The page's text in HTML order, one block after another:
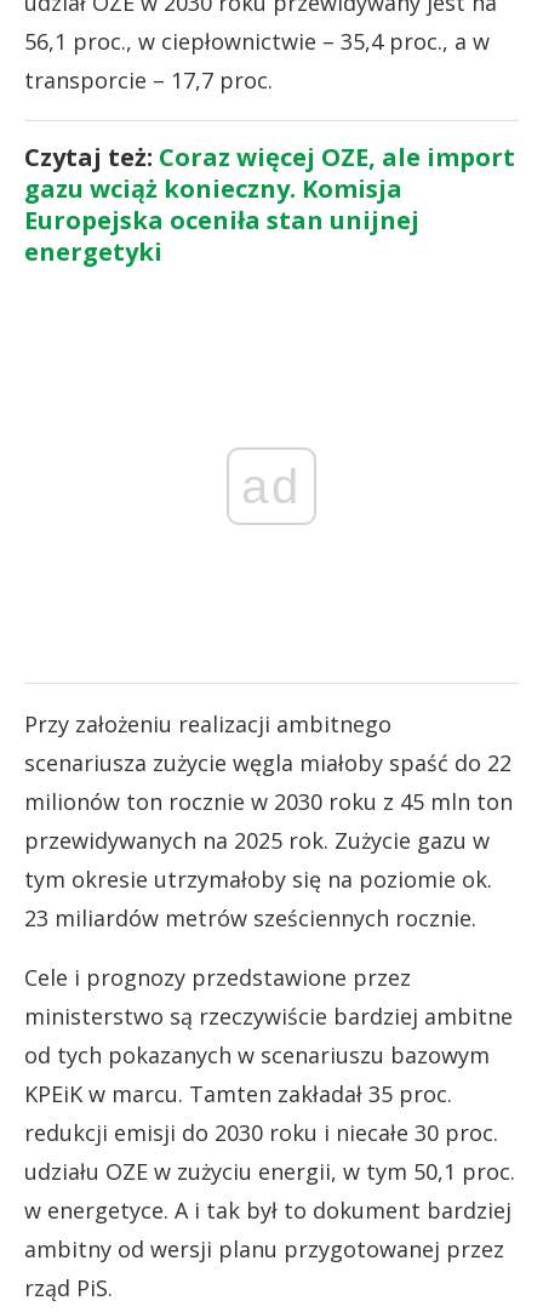
56,1 proc., w ciepłownictwie – 35,4 proc., a w
transporcie – 17,7 proc.
Czytaj też: Coraz więcej OZE, ale import
gazu wciąż konieczny. Komisja
Europejska oceniła stan unijnej
energetyki
ad
Przy założeniu realizacji ambitnego
scenariusza zużycie węgla miałoby spaść do 22
milionów ton rocznie w 2030 roku z 45 mln ton
przewidywanych na 2025 rok. Zużycie gazu w
tym okresie utrzymałoby się na poziomie ok.
23 miliardów metrów sześciennych rocznie.
Cele i prognozy przedstawione przez
ministerstwo są rzeczywiście bardziej ambitne
od tych pokazanych w scenariuszu bazowym
KPEiK w marcu. Tamten zakładał 35 proc.
redukcji emisji do 2030 roku i niecałe 30 proc.
udziału OZE w zużyciu energii, w tym 50,1 proc.
w energetyce. A i tak był to dokument bardziej
ambitny od wersji planu przygotowanej przez
rząd PiS.